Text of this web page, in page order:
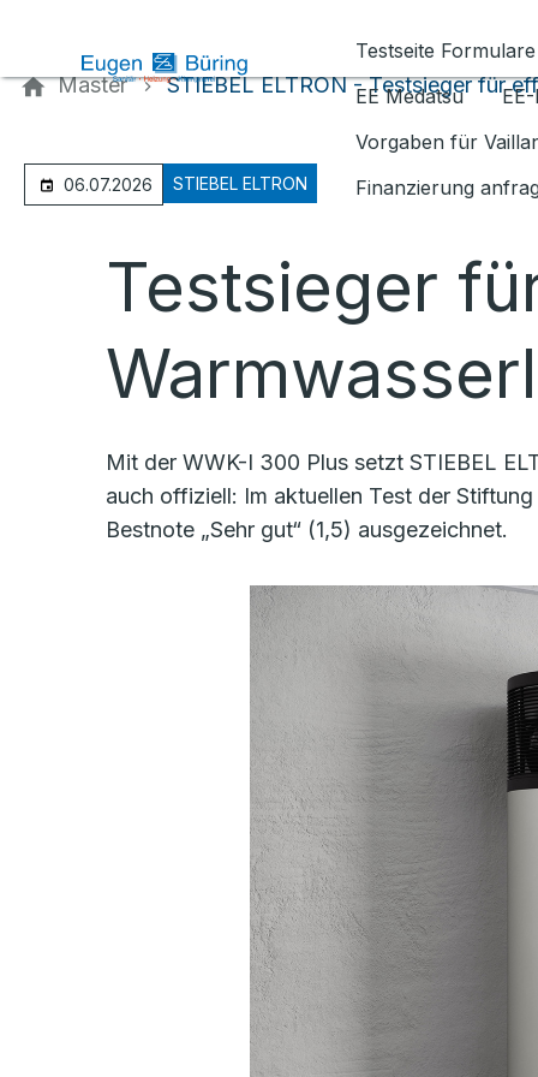
Testseite Formulare
EE Medatsu
Vorgaben für
Finanzierung
Master STIEBEL ELTRON - Testsieger für
06.07.2026 STIEBEL ELTRON
Testsieger
Mit der WWK-I 300 Plus setzt STIEBEL
auch offiziell: Im aktuellen Test der
Bestnote „Sehr gut“ (1,5) ausgezeichnet.